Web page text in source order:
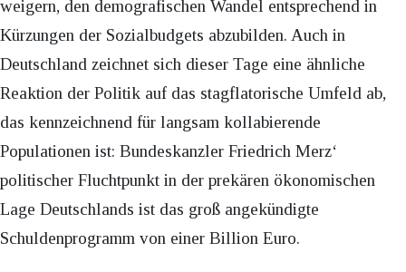
weigern, den demografischen Wandel entsprechend in
Kürzungen der Sozialbudgets abzubilden. Auch in
Deutschland zeichnet sich dieser Tage eine ähnliche
Reaktion der Politik auf das stagflatorische Umfeld ab,
das kennzeichnend für langsam kollabierende
Populationen ist: Bundeskanzler Friedrich Merz‘
politischer Fluchtpunkt in der prekären ökonomischen
Lage Deutschlands ist das groß angekündigte
Schuldenprogramm von einer Billion Euro.